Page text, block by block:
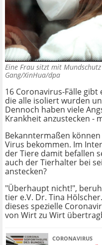
Eine Frau sitzt mit
Gang/XinHua/dpa
16 Coronavirus-Fälle
die alle isoliert wurden
Dennoch haben viele
Krankheit anzustecken -
Bekanntermaßen
Virus bekommen. Im
der Tiere damit befallen
auch der Tierhalter bei
anstecken?
"Überhaupt nicht!",
tier e.V. Dr. Tina
dieses spezielle
von Wirt zu Wirt
CORONAVIRUS